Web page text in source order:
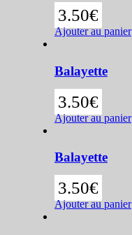
3.50€
Ajouter au panier
Balayette
3.50€
Ajouter au panier
Balayette
3.50€
Ajouter au panier